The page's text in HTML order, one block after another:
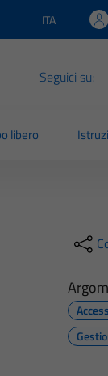
Lingua attiva:
ITA
Seguici su:
libero